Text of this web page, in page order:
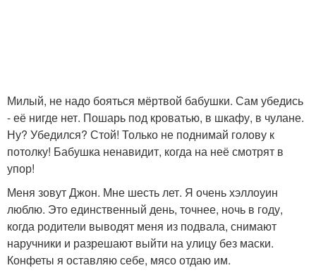
Милый, не надо бояться мёртвой бабушки. Сам убедись
- её нигде нет. Пошарь под кроватью, в шкафу, в чулане.
Ну? Убедился? Стой! Только не поднимай голову к
потолку! Бабушка ненавидит, когда на неё смотрят в
упор!
Меня зовут Джон. Мне шесть лет. Я очень хэллоуин
люблю. Это единственный день, точнее, ночь в году,
когда родители выводят меня из подвала, снимают
наручники и разрешают выйти на улицу без маски.
Конфеты я оставляю себе, мясо отдаю им.